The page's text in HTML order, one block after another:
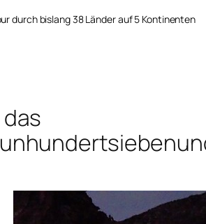
durch bislang 38 Länder auf 5 Kontinenten